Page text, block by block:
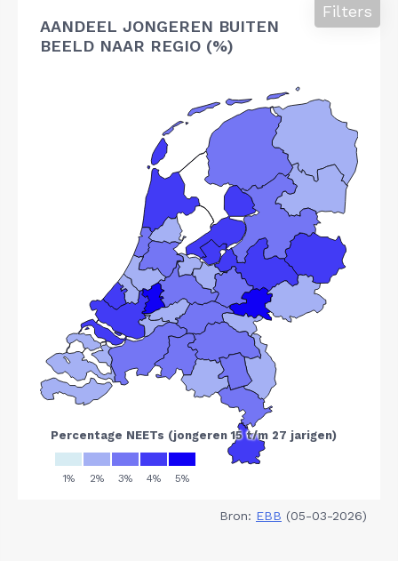
AANDEEL JONGEREN BUITEN
BEELD NAAR REGIO (%)
Filters
Bron: EBB (05-03-2026)